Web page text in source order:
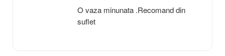
O vaza minunata .Recomand din
suflet